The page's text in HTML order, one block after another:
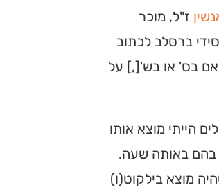
ז"ל, מוכר
ברסלב לכתוב
אם בס' או בש'[,] על
הייתי מוצא אותו
בהם באותה שעה.
מוצא בילקוט(ו)